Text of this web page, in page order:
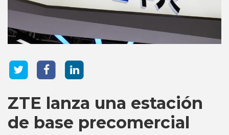
ZTE lanza una estación
de base precomercial